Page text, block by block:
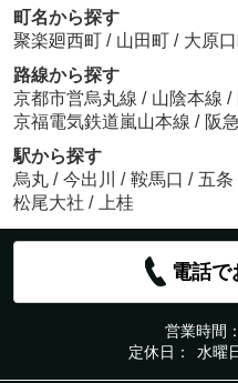
町名から探す
聚楽廻西町 / 山田町 / 大原
路線から探す
京都市営烏丸線 / 山陰本線 /
京福電気鉄道嵐山本線 / 阪
駅から探す
烏丸 / 今出川 / 鞍馬口 / 五条
松尾大社 / 上桂
電話で
営業時間：
定休日：
水曜